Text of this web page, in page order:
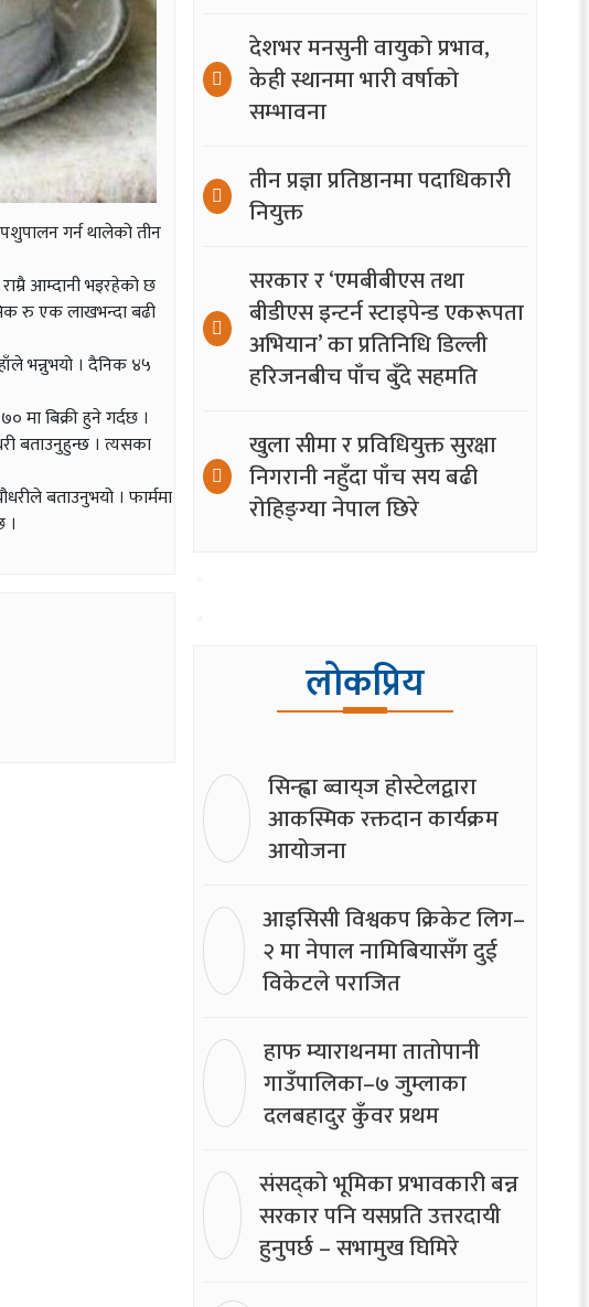
गर्न थालेको तीन
आम्दानी भइरहेको छ
रु एक लाखभन्दा बढी
भन्नुभयो । दैनिक ४५
मा बिक्री हुने गर्दछ ।
बताउनुहुन्छ । त्यसका
बताउनुभयो । फार्ममा
।
देशभर मनसुनी वायुको प्रभाव,
केही स्थानमा भारी वर्षाको
सम्भावना
तीन प्रज्ञा प्रतिष्ठानमा पदाधिकारी
नियुक्त
सरकार र ‘एमबीबीएस तथा
बीडीएस इन्टर्न स्टाइपेन्ड एकरूपता
अभियान’ का प्रतिनिधि डिल्ली
हरिजनबीच पाँच बुँदे सहमति
खुला सीमा र प्रविधियुक्त सुरक्षा
निगरानी नहुँदा पाँच सय बढी
रोहिङ्ग्या नेपाल छिरे
लोकप्रिय
सिन्ह्वा ब्वाय्‌ज होस्टेलद्वारा
आकस्मिक रक्तदान कार्यक्रम
आयोजना
आइसिसी विश्वकप क्रिकेट लिग–
२ मा नेपाल नामिबियासँग दुई
विकेटले पराजित
हाफ म्याराथनमा तातोपानी
गाउँपालिका–७ जुम्लाका
दलबहादुर कुँवर प्रथम
संसद्को भूमिका प्रभावकारी बन्न
सरकार पनि यसप्रति उत्तरदायी
हुनुपर्छ – सभामुख घिमिरे